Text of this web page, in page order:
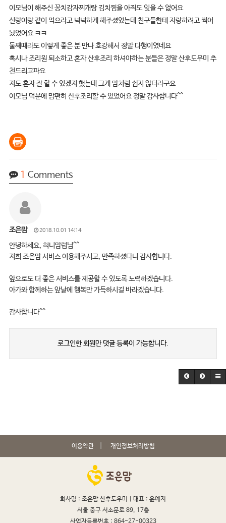
이모님이 해주신 꽁치감자찌개랑 김치찜을 아직도 잊을 수 없어요
신랑이랑 같이 먹으라고 넉넉하게 해주셨었는데 친구들한테 자랑하려고 찍어
놨었어요 ㅋㅋ
둘째때라도 이렇게 좋은 분 만나 호강해서 정말 다행이였네요
혹시나 조리원 퇴소하고 혼자 산후조리 하셔야하는 분들은 정말 산후도우미 추
천드리고파요
저도 혼자 잘 할 수 있겠지 했는데 그게 맘처럼 쉽지 않더라구요
이모님 덕분에 맘편히 산후조리할 수 있었어요 정말 감사합니다^^
1 Comments
조은맘 2018.10.01 14:14
안녕하세요, 혀니맘럽님^^
저희 조은맘 서비스 이용해주시고, 만족하셨다니 감사합니다.
앞으로도 더 좋은 서비스를 제공할 수 있도록 노력하겠습니다.
아가와 함께하는 앞날에 행복만 가득하시길 바라겠습니다.
감사합니다^^
로그인한 회원만 댓글 등록이 가능합니다.
이용약관 개인정보처리방침
회사명 : 조은맘 산후도우미 | 대표 : 윤예지
서울 중구 서소문로 89, 17층
사업자등록번호 : 864-27-00323